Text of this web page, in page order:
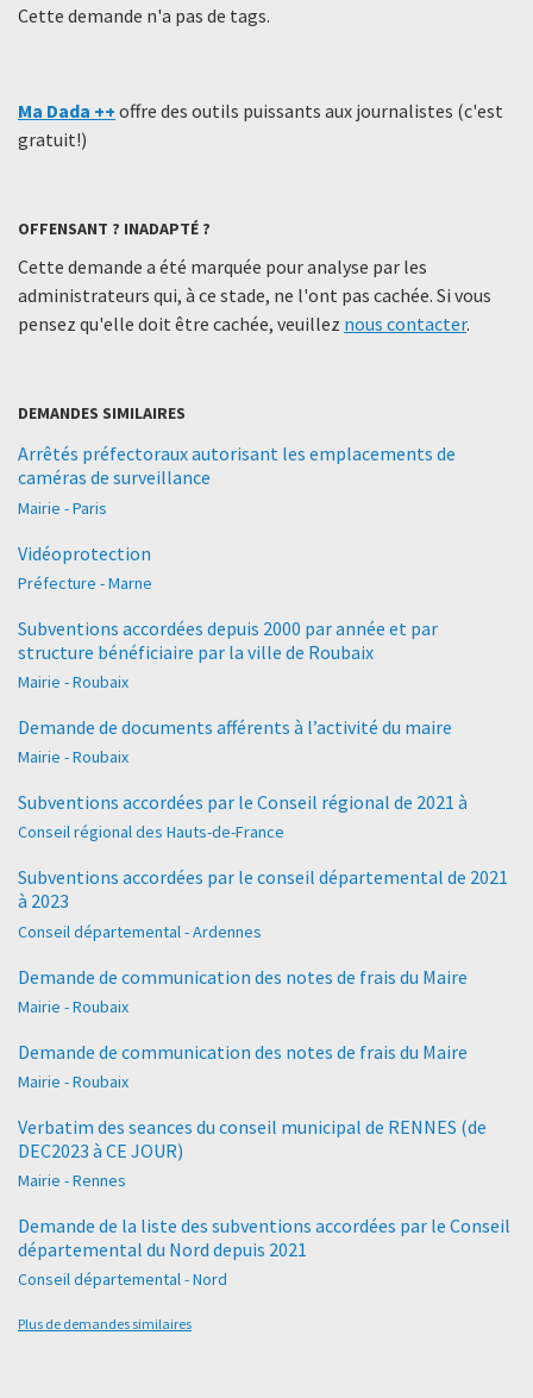
Cette demande n'a pas de tags.
Ma Dada ++ offre des outils puissants aux journalistes (c'est
gratuit!)
OFFENSANT ? INADAPTÉ ?
Cette demande a été marquée pour analyse par les
administrateurs qui, à ce stade, ne l'ont pas cachée. Si vous
pensez qu'elle doit être cachée, veuillez nous contacter.
DEMANDES SIMILAIRES
Arrêtés préfectoraux autorisant les emplacements de
caméras de surveillance
Mairie - Paris
Vidéoprotection
Préfecture - Marne
Subventions accordées depuis 2000 par année et par
structure bénéficiaire par la ville de Roubaix
Mairie - Roubaix
Demande de documents afférents à l’activité du maire
Mairie - Roubaix
Subventions accordées par le Conseil régional de 2021 à
Conseil régional des Hauts-de-France
Subventions accordées par le conseil départemental de 2021
à 2023
Conseil départemental - Ardennes
Demande de communication des notes de frais du Maire
Mairie - Roubaix
Demande de communication des notes de frais du Maire
Mairie - Roubaix
Verbatim des seances du conseil municipal de RENNES (de
DEC2023 à CE JOUR)
Mairie - Rennes
Demande de la liste des subventions accordées par le Conseil
départemental du Nord depuis 2021
Conseil départemental - Nord
Plus de demandes similaires